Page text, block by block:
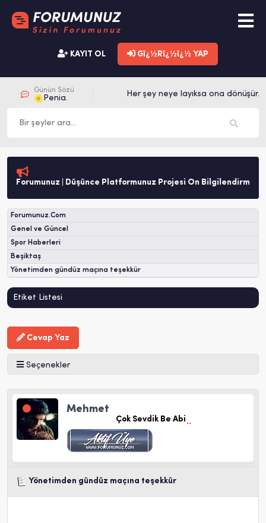
KAYIT OL Gï¿½Rï¿½ï¿½ YAP
Günün Sözü
Penia.
Her şey neye layıksa ona dönüşür.
Forumunuz | Düşünce Platformunuz Projesi Ön Bilgilendirme
Forumunuz.Com
Genel ve Güncel
Spor Haberleri
Beşiktaş
Yönetimden gündüz maçına teşekkür
Etiket Listesi
Cevap Yaz
Seçenekler
Mehmet
Çok Sevdik Be Abi
Yönetimden gündüz maçına teşekkür